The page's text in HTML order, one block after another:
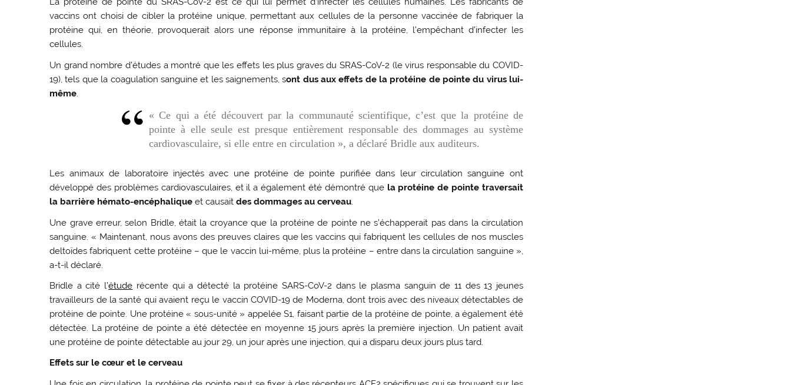
vaccins ont choisi de cibler la protéine unique, permettant aux cellules de la personne vaccinée de fabriquer la
protéine qui, en théorie, provoquerait alors une réponse immunitaire à la protéine, l’empêchant d’infecter les
cellules.
Un grand nombre d’études a montré que les effets les plus graves du SRAS-CoV-2 (le virus responsable du COVID-
19), tels que la coagulation sanguine et les saignements, sont dus aux effets de la protéine de pointe du virus lui-
même.
« Ce qui a été découvert par la communauté scientifique, c’est que la protéine de
pointe à elle seule est presque entièrement responsable des dommages au système
cardiovasculaire, si elle entre en circulation », a déclaré Bridle aux auditeurs.
Les animaux de laboratoire injectés avec une protéine de pointe purifiée dans leur circulation sanguine ont
développé des problèmes cardiovasculaires, et il a également été démontré que la protéine de pointe traversait
la barrière hémato-encéphalique et causaitdes dommages au cerveau.
Une grave erreur, selon Bridle, était la croyance que la protéine de pointe ne s’échapperait pas dans la circulation
sanguine. « Maintenant, nous avons des preuves claires que les vaccins qui fabriquent les cellules de nos muscles
deltoïdes fabriquent cette protéine – que le vaccin lui-même, plus la protéine – entre dans la circulation sanguine »,
a-t-il déclaré.
Bridle a cité l’étude récente qui a détecté la protéine SARS-CoV-2 dans le plasma sanguin de 11 des 13 jeunes
travailleurs de la santé qui avaient reçu le vaccin COVID-19 de Moderna, dont trois avec des niveaux détectables de
protéine de pointe. Une protéine « sous-unité » appelée S1, faisant partie de la protéine de pointe, a également été
détectée. La protéine de pointe a été détectée en moyenne 15 jours après la première injection. Un patient avait
une protéine de pointe détectable au jour 29, un jour après une injection, qui a disparu deux jours plus tard.
Effets sur le cœur et le cerveau